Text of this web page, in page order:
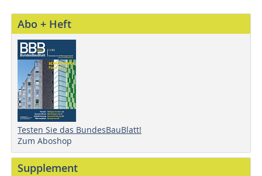
Abo + Heft
Testen Sie das BundesBauBlatt!
Zum Aboshop
Supplement